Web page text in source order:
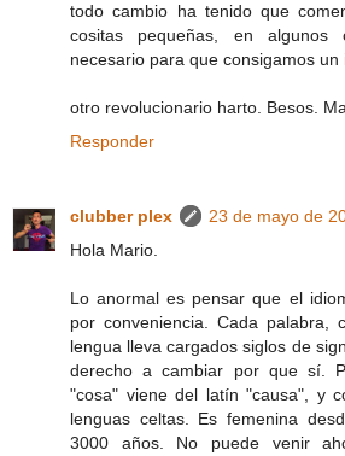
todo cambio ha tenido que
cositas pequeñas, en
necesario para que consigamos un
otro revolucionario harto. Besos.
Responder
clubber plex
23 de mayo de
Hola Mario.
Lo anormal es pensar que el
por conveniencia. Cada palabra,
lengua lleva cargados siglos de
derecho a cambiar por que sí.
"cosa" viene del latín "causa", y
lenguas celtas. Es femenina
3000 años. No puede venir